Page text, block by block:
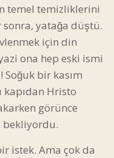
temel temizliklerini
sonra, yatağa düştü.
için din
ona hep eski ismi
bir kasım
kapıdan Hristo
görünce
bekliyordu.
istek. Ama çok da